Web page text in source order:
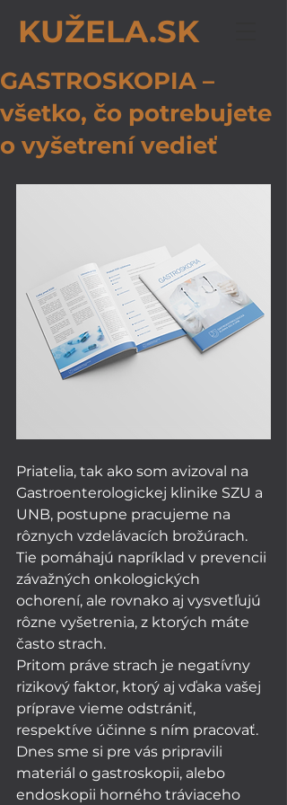
KUŽELA.SK
GASTROSKOPIA –
všetko, čo potrebujete
o vyšetrení vedieť
Priatelia, tak ako som avizoval na
Gastroenterologickej klinike SZU a
UNB, postupne pracujeme na
rôznych vzdelávacích brožúrach.
Tie pomáhajú napríklad v prevencii
závažných onkologických
ochorení, ale rovnako aj vysvetľujú
rôzne vyšetrenia, z ktorých máte
často strach.
Pritom práve strach je negatívny
rizikový faktor, ktorý aj vďaka vašej
príprave vieme odstrániť,
respektíve účinne s ním pracovať.
Dnes sme si pre vás pripravili
materiál o gastroskopii, alebo
endoskopii horného tráviaceho